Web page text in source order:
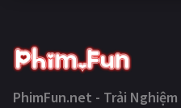
PhimFun.net - Trải Nghiệm